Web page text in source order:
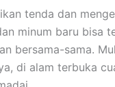
tenda dan
minum baru bisa
bersama-sama.
di alam terbuka